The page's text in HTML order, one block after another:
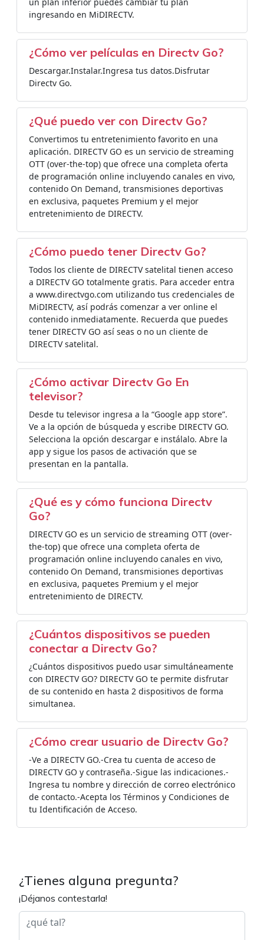
ingresando en MiDIRECTV.
¿Cómo ver películas en Directv Go?
Descargar.Instalar.Ingresa tus datos.Disfrutar
Directv Go.
¿Qué puedo ver con Directv Go?
Convertimos tu entretenimiento favorito en una
aplicación. DIRECTV GO es un servicio de streaming
OTT (over-the-top) que ofrece una completa oferta
de programación online incluyendo canales en vivo,
contenido On Demand, transmisiones deportivas
en exclusiva, paquetes Premium y el mejor
entretenimiento de DIRECTV.
¿Cómo puedo tener Directv Go?
Todos los cliente de DIRECTV satelital tienen acceso
a DIRECTV GO totalmente gratis. Para acceder entra
a www.directvgo.com utilizando tus credenciales de
MiDIRECTV, así podrás comenzar a ver online el
contenido inmediatamente. Recuerda que puedes
tener DIRECTV GO así seas o no un cliente de
DIRECTV satelital.
¿Cómo activar Directv Go En
televisor?
Desde tu televisor ingresa a la “Google app store”.
Ve a la opción de búsqueda y escribe DIRECTV GO.
Selecciona la opción descargar e instálalo. Abre la
app y sigue los pasos de activación que se
presentan en la pantalla.
¿Qué es y cómo funciona Directv
Go?
DIRECTV GO es un servicio de streaming OTT (over-
the-top) que ofrece una completa oferta de
programación online incluyendo canales en vivo,
contenido On Demand, transmisiones deportivas
en exclusiva, paquetes Premium y el mejor
entretenimiento de DIRECTV.
¿Cuántos dispositivos se pueden
conectar a Directv Go?
¿Cuántos dispositivos puedo usar simultáneamente
con DIRECTV GO? DIRECTV GO te permite disfrutar
de su contenido en hasta 2 dispositivos de forma
simultanea.
¿Cómo crear usuario de Directv Go?
-Ve a DIRECTV GO.-Crea tu cuenta de acceso de
DIRECTV GO y contraseña.-Sigue las indicaciones.-
Ingresa tu nombre y dirección de correo electrónico
de contacto.-Acepta los Términos y Condiciones de
tu Identificación de Acceso.
¿Tienes alguna pregunta?
¡Déjanos contestarla!